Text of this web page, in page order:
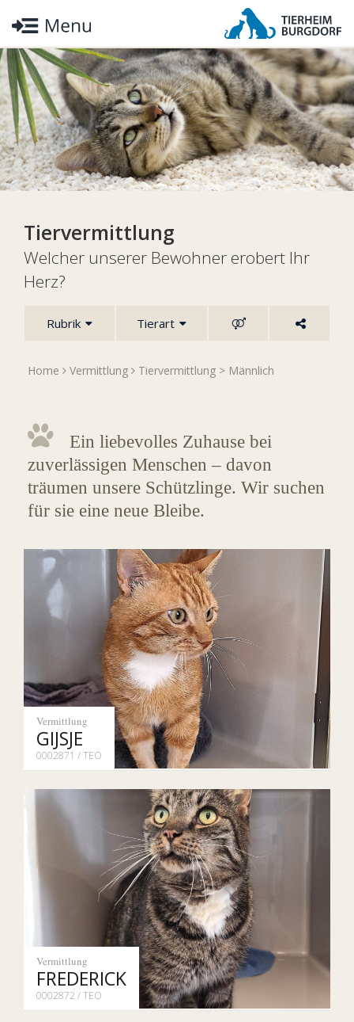
Tiervermittlung
Welcher unserer Bewohner erobert Ihr
Herz?
Rubrik Tierart
Home Vermittlung Tiervermittlung > Männlich
Ein liebevolles Zuhause bei
zuverlässigen Menschen – davon
träumen unsere Schützlinge. Wir suchen
für sie eine neue Bleibe.
Vermittlung
GIJSJE
0002871 / TEO
Vermittlung
FREDERICK
0002872 / TEO